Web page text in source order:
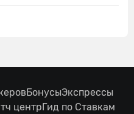
БонусыЭкспрессы
центр Гид по Ставкам